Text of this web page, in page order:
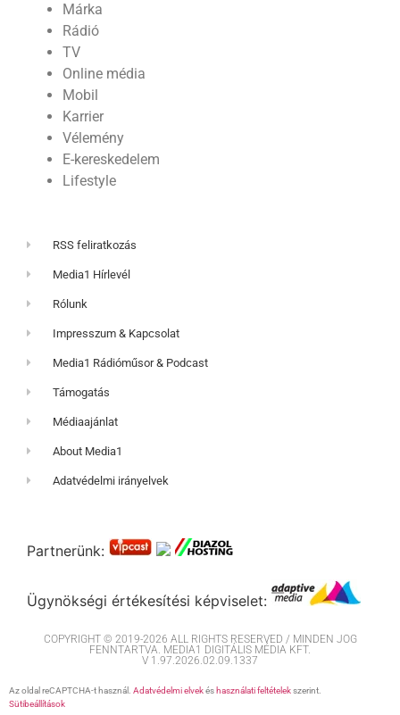
Márka
Rádió
TV
Online média
Mobil
Karrier
Vélemény
E-kereskedelem
Lifestyle
RSS feliratkozás
Media1 Hírlevél
Rólunk
Impresszum & Kapcsolat
Media1 Rádióműsor & Podcast
Támogatás
Médiaajánlat
About Media1
Adatvédelmi irányelvek
Partnerünk:
Ügynökségi értékesítési képviselet:
COPYRIGHT © 2019-2026 ALL RIGHTS RESERVED / MINDEN JOG
FENNTARTVA. MEDIA1 DIGITÁLIS MÉDIA KFT.
V 1.97.2026.02.09.1337
Az oldal reCAPTCHA-t használ. Adatvédelmi elvekés használati feltételekszerint.
Sütibeállítások